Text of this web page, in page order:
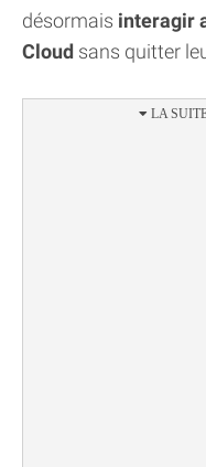
désormais interagir
Cloud sans quitter